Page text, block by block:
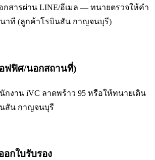
กสารผ่าน LINE/อีเมล — ทนายตรวจให้คำ
นาที (ลูกค้าโรบินสัน กาญจนบุรี)
ฟฟิศ/นอกสถานที่)
กงาน iVC ลาดพร้าว 95 หรือให้ทนายเดิน
สัน กาญจนบุรี
อกใบรับรอง